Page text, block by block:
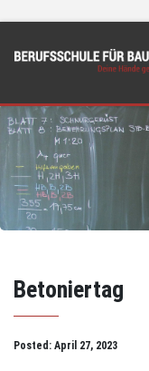
Betoniertag
Posted: April 27, 2023